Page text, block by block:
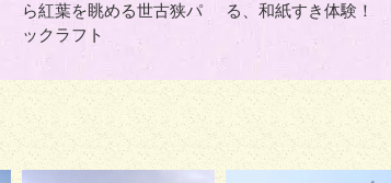
ら紅葉を眺める世古狭パ
ックラフト
る、和紙すき体験！